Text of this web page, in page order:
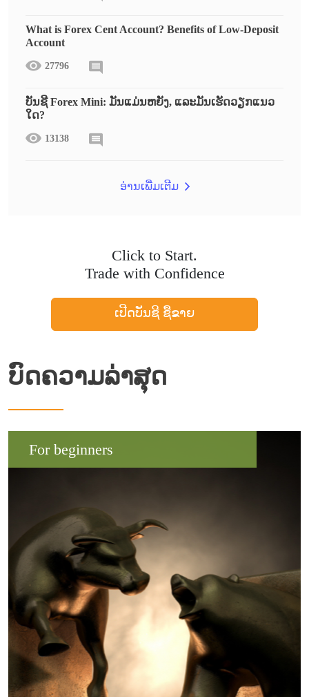
What is Forex Cent Account? Benefits of Low-Deposit
Account
27796
ບັນຊີ Forex Mini: ມັນແມ່ນຫຍັງ, ແລະມັນເຮັດວຽກແນວ
ໃດ?
13138
ອ່ານເພີ່ມເຕີມ
Click to Start.
Trade with Confidence
ເປີດບັນຊີ ຊື້ຂາຍ
ບົດຄວາມລ່າສຸດ
For beginners